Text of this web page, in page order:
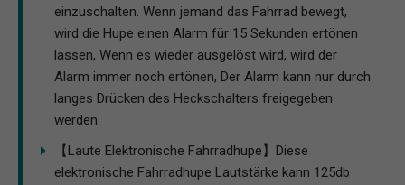
einzuschalten. Wenn jemand das Fahrrad bewegt,
wird die Hupe einen Alarm für 15 Sekunden ertönen
lassen, Wenn es wieder ausgelöst wird, wird der
Alarm immer noch ertönen, Der Alarm kann nur durch
langes Drücken des Heckschalters freigegeben
werden.
【Laute Elektronische Fahrradhupe】Diese
elektronische Fahrradhupe Lautstärke kann 125db